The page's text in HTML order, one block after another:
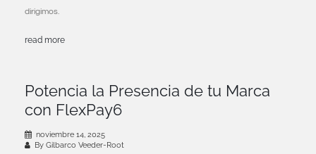
dirigimos.
read more
Potencia la Presencia de tu Marca
con FlexPay6
noviembre 14, 2025
By Gilbarco Veeder-Root